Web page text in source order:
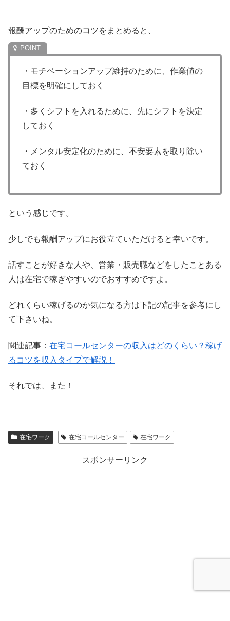
報酬アップのためのコツをまとめると、
・モチベーションアップ維持のために、作業値の
目標を明確にしておく
・多くシフトを入れるために、先にシフトを決定
しておく
・メンタル安定化のために、不安要素を取り除い
ておく
という感じです。
少しでも報酬アップにお役立ていただけると幸いです。
話すことが好きな人や、営業・販売職などをしたことある
人は在宅で稼ぎやすいのでおすすめですよ。
どれくらい稼げるのか気になる方は下記の記事を参考にし
て下さいね。
関連記事： 在宅コールセンターの収入はどのくらい？稼げ
るコツを収入タイプで解説！
それでは、また！
在宅ワーク 在宅コールセンター 在宅ワーク
スポンサーリンク